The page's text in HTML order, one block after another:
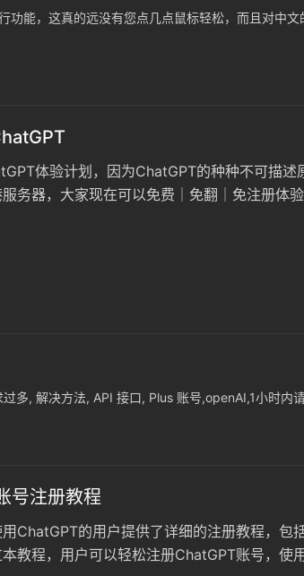
能，这真的远没有您点几点鼠标轻松，而且对中
体验计划，因为ChatGPT的种种不可描
务器，大家现在可以免费｜免翻｜免注册体
多, 解决方法, API 接口, Plus 账号,openAI,1小时内
号注册教程
ChatGPT的用户提供了详细的注册教程，包
教程，用户可以轻松注册ChatGPT账号，使